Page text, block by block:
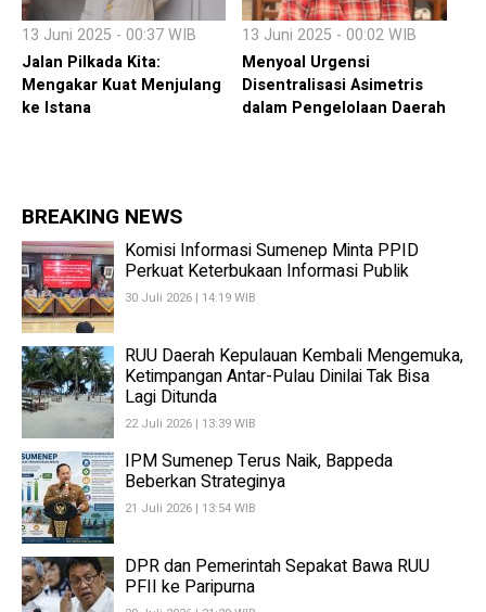
13 Juni 2025 - 00:37 WIB
Jalan Pilkada Kita:
Mengakar Kuat Menjulang
ke Istana
13 Juni 2025 - 00:02 WIB
Menyoal Urgensi
Disentralisasi Asimetris
dalam Pengelolaan Daerah
BREAKING NEWS
Komisi Informasi Sumenep Minta PPID
Perkuat Keterbukaan Informasi Publik
30 Juli 2026 | 14:19 WIB
RUU Daerah Kepulauan Kembali Mengemuka,
Ketimpangan Antar-Pulau Dinilai Tak Bisa
Lagi Ditunda
22 Juli 2026 | 13:39 WIB
IPM Sumenep Terus Naik, Bappeda
Beberkan Strateginya
21 Juli 2026 | 13:54 WIB
DPR dan Pemerintah Sepakat Bawa RUU
PFII ke Paripurna